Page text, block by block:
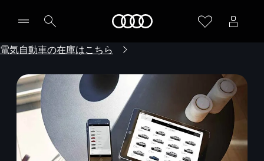
電気自動車の在庫はこちら